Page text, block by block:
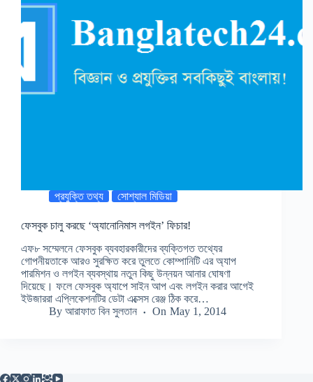
প্রযুক্তি তথ্য সোশ্যাল মিডিয়া
ফেসবুক চালু করছে ‘অ্যানোনিমাস লগইন’ ফিচার!
এফ৮ সম্মেলনে ফেসবুক ব্যবহারকারীদের ব্যক্তিগত তথ্যের
গোপনীয়তাকে আরও সুরক্ষিত করে তুলতে কোম্পানিটি এর অ্যাপ
পারমিশন ও লগইন ব্যবস্থায় নতুন কিছু উন্নয়ন আনার ঘোষণা
দিয়েছে। ফলে ফেসবুক অ্যাপে সাইন আপ এবং লগইন করার আগেই
ইউজাররা এপ্লিকেশনটির ডেটা এক্সেস রেঞ্জ ঠিক করে…
By আরাফাত বিন সুলতান On May 1, 2014